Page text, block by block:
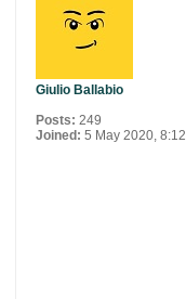
Giulio Ballabio
Posts: 249
Joined: 5 May 2020, 8:12